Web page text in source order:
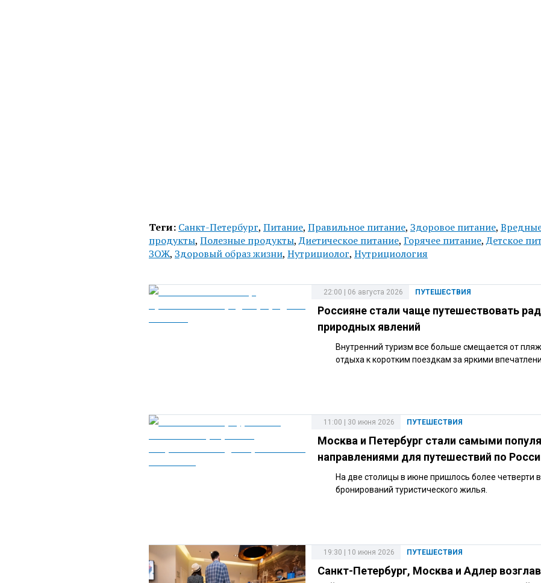
Теги: Санкт-Петербург, Питание, Правильное питание, Здоровое питание,
продукты, Полезные продукты,Диетическое питание, Горячее питание,Детское
ЗОЖ, Здоровый образ жизни, Нутрициолог, Нутрициология
ПУТЕШЕСТВИЯ
22:00 | 06 августа 2026
Россияне стали чаще путешествовать
природных явлений
Внутренний туризм все больше смещается от
отдыха к коротким поездкам за яркими
ПУТЕШЕСТВИЯ
11:00 | 30 июня 2026
Москва и Петербург стали самыми
направлениями для путешествий по
На две столицы в июне пришлось более четверти
бронирований туристического жилья.
ПУТЕШЕСТВИЯ
19:30 | 10 июня 2026
Санкт-Петербург, Москва и Адлер